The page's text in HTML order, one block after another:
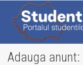
Adauga